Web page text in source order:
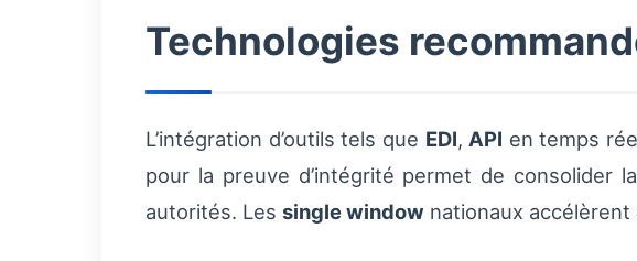
Technologies
L’intégration d’outils tels que EDI, API en temps
pour la preuve d’intégrité permet de consolider
autorités. Les single window nationaux